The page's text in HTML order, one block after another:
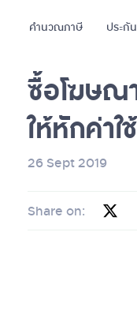
คำนวณภาษี ประกัน
ซื้อโฆษณ
ให้หักค่าใ
26 Sept 2019
Share on: